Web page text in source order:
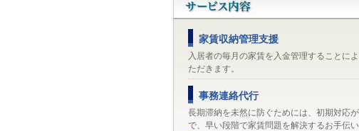
家賃収納管理支援
入居者の毎月の家賃を入金管理することに
ただきます。
事務連絡代行
長期滞納を未然に防ぐためには、初期対応
で、早い段階で家賃問題を解決するお手伝